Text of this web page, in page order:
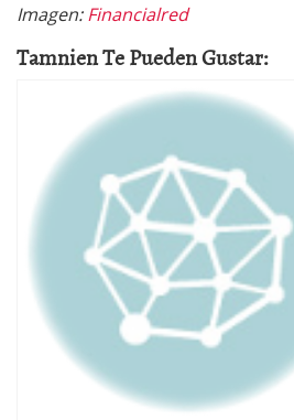
Imagen:Financialred
Tamnien Te Pueden Gustar: